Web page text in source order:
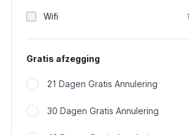
Wifi 1
Gratis afzegging
21 Dagen Gratis Annulering
30 Dagen Gratis Annulering